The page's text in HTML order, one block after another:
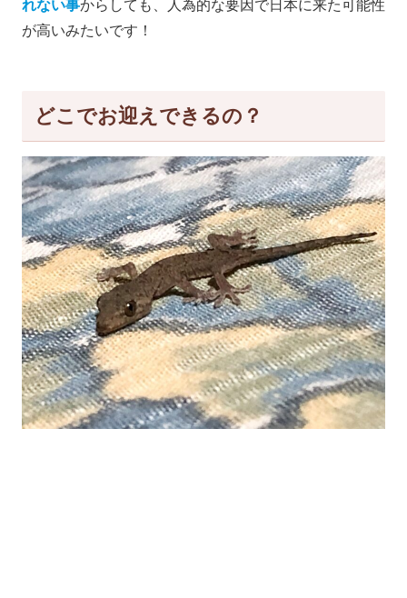
れない事からしても、人為的な要因で日本に来た可能性
が高いみたいです！
どこでお迎えできるの？